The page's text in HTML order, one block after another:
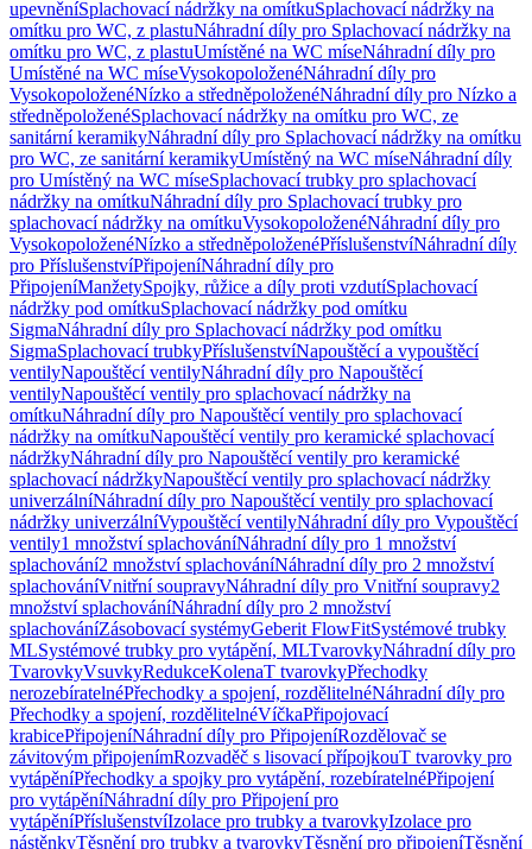
upevněníSplachovací nádržky na omítkuSplachovací nádržky na
omítku pro WC, z plastuNáhradní díly pro Splachovací nádržky na
omítku pro WC, z plastuUmístěné na WC míseNáhradní díly pro
Umístěné na WC míseVysokopoloženéNáhradní díly pro
VysokopoloženéNízko a středněpoloženéNáhradní díly pro Nízko a
středněpoloženéSplachovací nádržky na omítku pro WC, ze
sanitární keramikyNáhradní díly pro Splachovací nádržky na omítku
pro WC, ze sanitární keramikyUmístěný na WC míseNáhradní díly
pro Umístěný na WC míseSplachovací trubky pro splachovací
nádržky na omítkuNáhradní díly pro Splachovací trubky pro
splachovací nádržky na omítkuVysokopoloženéNáhradní díly pro
VysokopoloženéNízko a středněpoloženéPříslušenstvíNáhradní díly
pro PříslušenstvíPřipojeníNáhradní díly pro
PřipojeníManžetySpojky, růžice a díly proti vzdutíSplachovací
nádržky pod omítkuSplachovací nádržky pod omítku
SigmaNáhradní díly pro Splachovací nádržky pod omítku
SigmaSplachovací trubkyPříslušenstvíNapouštěcí a vypouštěcí
ventilyNapouštěcí ventilyNáhradní díly pro Napouštěcí
ventilyNapouštěcí ventily pro splachovací nádržky na
omítkuNáhradní díly pro Napouštěcí ventily pro splachovací
nádržky na omítkuNapouštěcí ventily pro keramické splachovací
nádržkyNáhradní díly pro Napouštěcí ventily pro keramické
splachovací nádržkyNapouštěcí ventily pro splachovací nádržky
univerzálníNáhradní díly pro Napouštěcí ventily pro splachovací
nádržky univerzálníVypouštěcí ventilyNáhradní díly pro Vypouštěcí
ventily1 množství splachováníNáhradní díly pro 1 množství
splachování2 množství splachováníNáhradní díly pro 2 množství
splachováníVnitřní soupravyNáhradní díly pro Vnitřní soupravy2
množství splachováníNáhradní díly pro 2 množství
splachováníZásobovací systémyGeberit FlowFitSystémové trubky
MLSystémové trubky pro vytápění, MLTvarovkyNáhradní díly pro
TvarovkyVsuvkyRedukceKolenaT tvarovkyPřechodky
nerozebíratelnéPřechodky a spojení, rozdělitelnéNáhradní díly pro
Přechodky a spojení, rozdělitelnéVíčkaPřipojovací
krabicePřipojeníNáhradní díly pro PřipojeníRozdělovač se
závitovým připojenímRozvaděč s lisovací přípojkouT tvarovky pro
vytápěníPřechodky a spojky pro vytápění, rozebíratelnéPřipojení
pro vytápěníNáhradní díly pro Připojení pro
vytápěníPříslušenstvíIzolace pro trubky a tvarovkyIzolace pro
nástěnkyTěsnění pro trubky a tvarovkyTěsnění pro připojeníTěsnění